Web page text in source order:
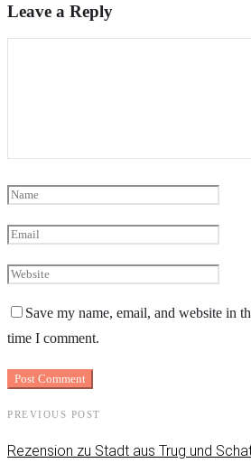
Leave a Reply
Save my name, email, and website in
time I comment.
PREVIOUS POST
Rezension zu Stadt aus Trug und